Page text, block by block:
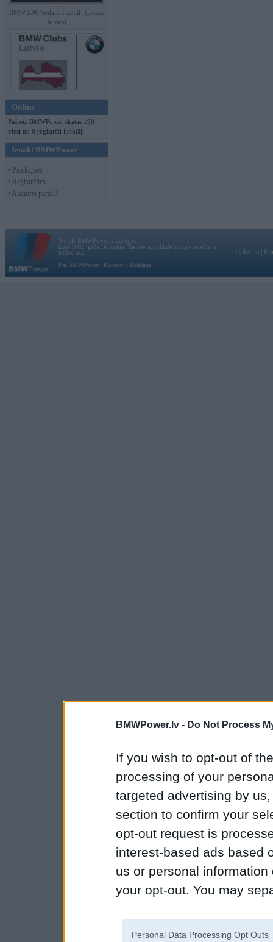
BMWPower.lv - Do Not Process
If you wish to opt-out of
processing of your
targeted advertising by
section to confirm your
opt-out request is
interest-based ads based
us or personal
your opt-out. You may
Personal Data Processing Opt Outs
BMW E90 Sedans Facelift (preses
bildes)
Online
Pašreiz BMWPower skatās 198
viesi un 8 reģistrēti lietotāji.
Ienākt BMWPower
• Pieslēgties
• Reģistrēties
• Aizmirsi paroli?
Vortāls BMWPower.lv darbojas
kopš 2002. gada 14. maija. Tas nav auto klubs un nav saistīts ar
BMW AG.
Par BMWPower
Kontakti Reklāma
Galvena